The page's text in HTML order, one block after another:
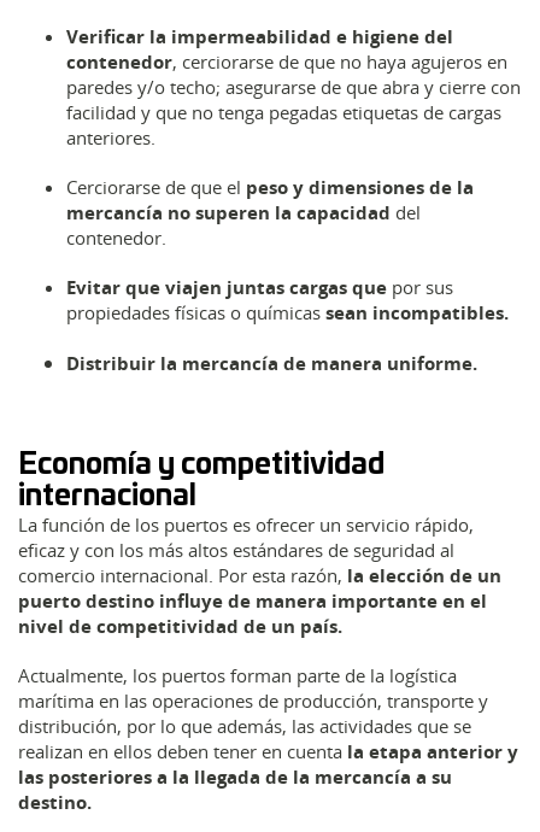
Verificar la impermeabilidad e higiene del
contenedor, cerciorarse de que no haya agujeros en
paredes y/o techo; asegurarse de que abra y cierre con
facilidad y que no tenga pegadas etiquetas de cargas
anteriores.
Cerciorarse de que el peso y dimensiones de la
mercancía no superen la capacidad del
contenedor.
Evitar que viajen juntas cargas que por sus
propiedades físicas o químicas sean incompatibles.
Distribuir la mercancía de manera uniforme.
Economía y competitividad
internacional
La función de los puertos es ofrecer un servicio rápido,
eficaz y con los más altos estándares de seguridad al
comercio internacional. Por esta razón, la elección de un
puerto destino influye de manera importante en el
nivel de competitividad de un país.
Actualmente, los puertos forman parte de la logística
marítima en las operaciones de producción, transporte y
distribución, por lo que además, las actividades que se
realizan en ellos deben tener en cuenta la etapa anterior y
las posteriores a la llegada de la mercancía a su
destino.